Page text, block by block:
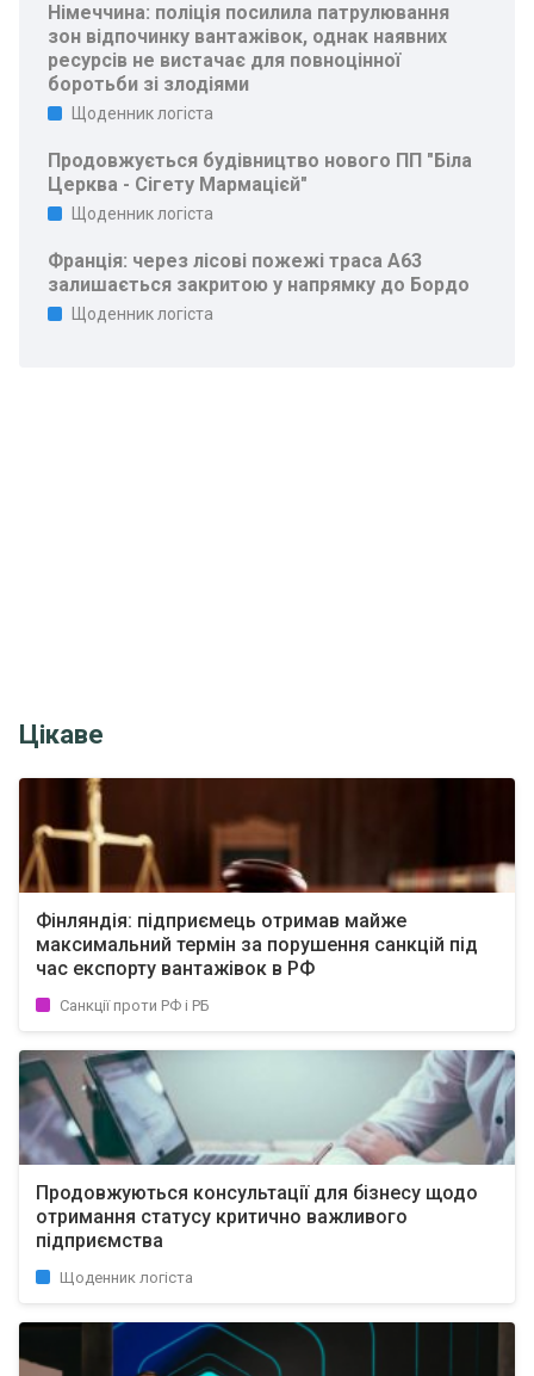
Німеччина: поліція посилила патрулювання
зон відпочинку вантажівок, однак наявних
ресурсів не вистачає для повноцінної
боротьби зі злодіями
Щоденник логіста
Продовжується будівництво нового ПП "Біла
Церква - Сігету Мармацієй"
Щоденник логіста
Франція: через лісові пожежі траса A63
залишається закритою у напрямку до Бордо
Щоденник логіста
Цікаве
Фінляндія: підприємець отримав майже
максимальний термін за порушення санкцій під
час експорту вантажівок в РФ
Санкції проти РФ і РБ
Продовжуються консультації для бізнесу щодо
отримання статусу критично важливого
підприємства
Щоденник логіста